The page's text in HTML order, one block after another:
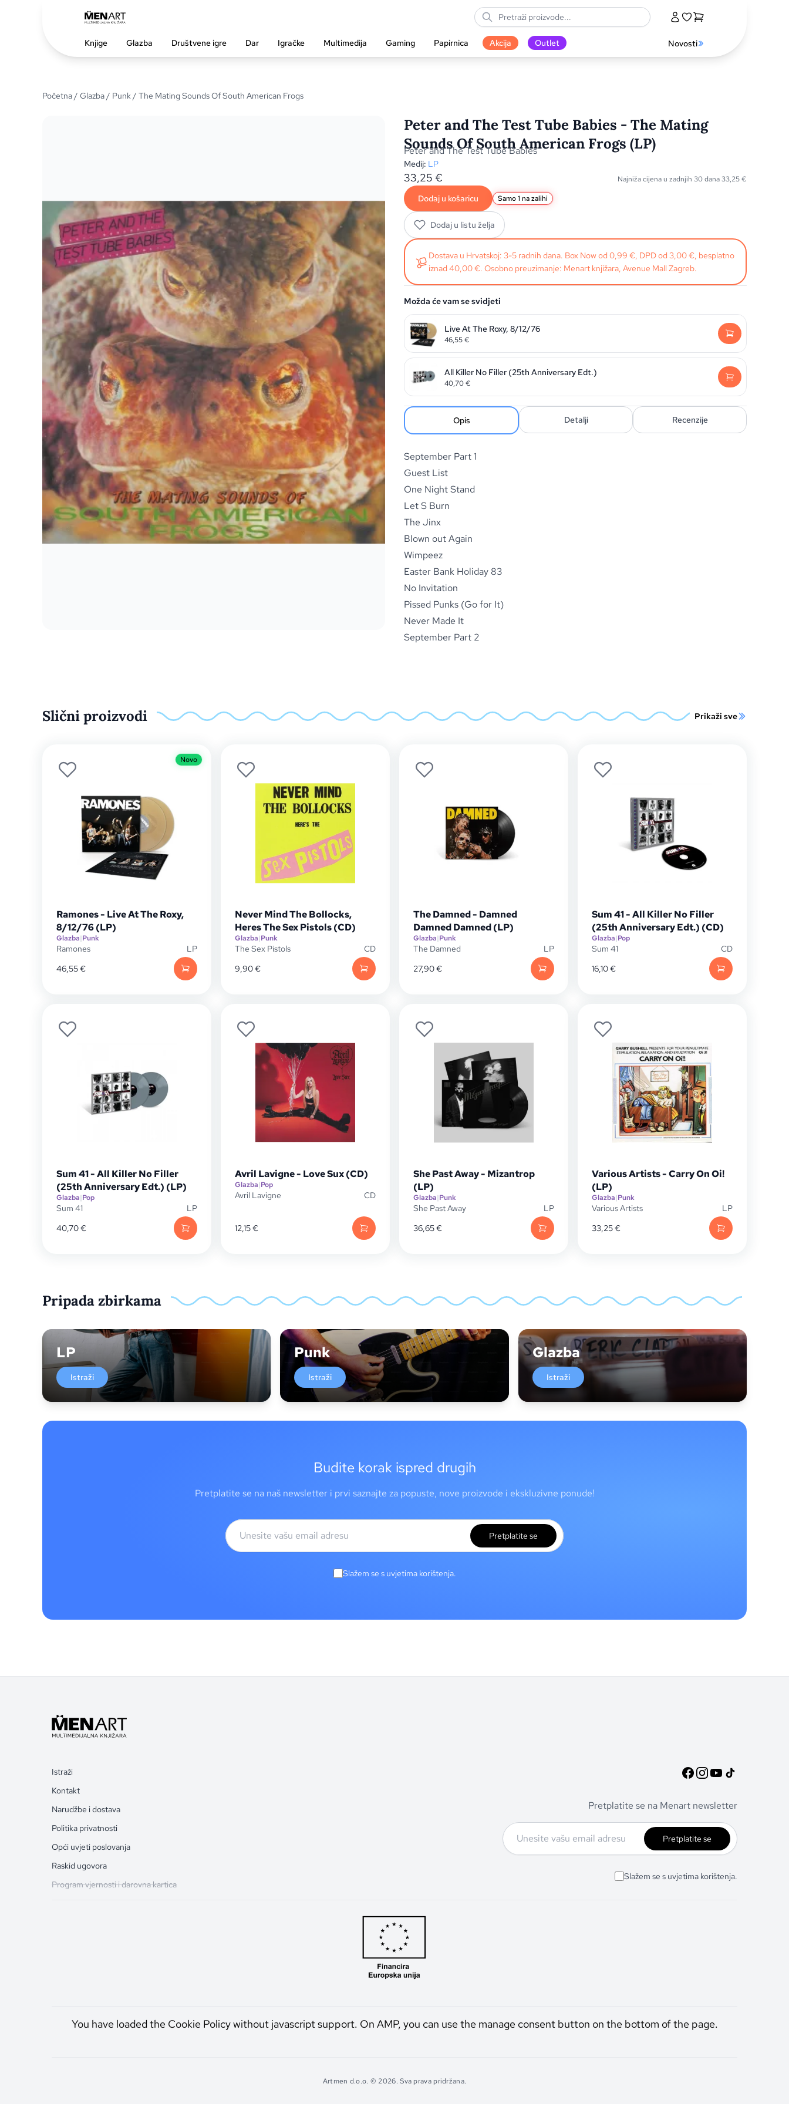
Knjige Glazba Društvene igre Dar Igračke Multimedija Gaming Papirnica Akcija Outlet Novosti
Početna/ Glazba/ Punk/ The Mating Sounds Of South American Frogs
Peter and The Test Tube Babies - The Mating
Sounds Of South American Frogs (LP)
Peter and The Test Tube Babies
Medij: LP
33,25 € Najniža cijena u zadnjih 30 dana33,25€
Dodaj u košaricu Samo 1 na zalihi
Dodaj u listu želja
Dostava u Hrvatskoj: 3-5 radnih dana. Box Now od 0,99 €, DPD od 3,00 €, besplatno
iznad 40,00 €. Osobno preuzimanje: Menart knjižara, Avenue Mall Zagreb.
Možda će vam se svidjeti
Live At The Roxy, 8/12/76
46,55€
All Killer No Filler (25th Anniversary Edt.)
40,70€
Opis Detalji Recenzije
September Part 1
Guest List
One Night Stand
Let S Burn
The Jinx
Blown out Again
Wimpeez
Easter Bank Holiday 83
No Invitation
Pissed Punks (Go for It)
Never Made It
September Part 2
Slični proizvodi Prikaži sve
Novo
Ramones - Live At The Roxy,
8/12/76 (LP)
Glazba|Punk
Ramones
LP
46,55€
Never Mind The Bollocks,
Heres The Sex Pistols (CD)
Glazba|Punk
The Sex Pistols
CD
9,90€
The Damned - Damned
Damned Damned (LP)
Glazba|Punk
The Damned
LP
27,90€
Sum 41 - All Killer No Filler
(25th Anniversary Edt.) (CD)
Glazba|Pop
Sum 41
CD
16,10€
Sum 41 - All Killer No Filler
(25th Anniversary Edt.) (LP)
Glazba|Pop
Sum 41
LP
40,70€
Avril Lavigne - Love Sux (CD)
Glazba|Pop
Avril Lavigne CD
12,15€
She Past Away - Mizantrop
(LP)
Glazba|Punk
She Past Away
LP
36,65€
Various Artists - Carry On Oi!
(LP)
Glazba|Punk
Various Artists
LP
33,25€
Pripada zbirkama
LP
Istraži
Punk
Istraži
Glazba
Istraži
Budite korak ispred drugih
Pretplatite se na naš newsletter i prvi saznajte za popuste, nove proizvode i ekskluzivne ponude!
Pretplatite se
Slažem se s uvjetima korištenja.
Istraži
Kontakt
Narudžbe i dostava
Politika privatnosti
Opći uvjeti poslovanja
Raskid ugovora
Program vjernosti i darovna kartica
Pretplatite se na Menart newsletter
Pretplatite se
Slažem se s uvjetima korištenja.
You have loaded the Cookie Policy without javascript support. On AMP, you can use the manage consent button on the bottom of the page.
Artmen d.o.o. © 2026. Sva prava pridržana.